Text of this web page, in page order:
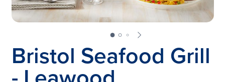
Bristol Seafood Grill